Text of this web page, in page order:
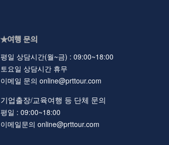
★여행 문의
평일 상담시간(월~금) : 09:00~18:00
토요일 상담시간 휴무
이메일 문의 online@prttour.com
기업출장/교육여행 등 단체 문의
평일 : 09:00~18:00
이메일문의 online@prttour.com